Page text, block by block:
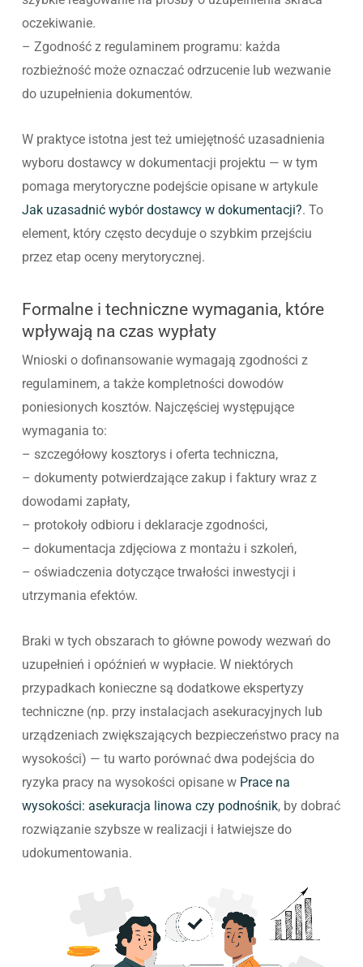
oczekiwanie.
– Zgodność z regulaminem programu: każda
rozbieżność może oznaczać odrzucenie lub wezwanie
do uzupełnienia dokumentów.
W praktyce istotna jest też umiejętność uzasadnienia
wyboru dostawcy w dokumentacji projektu — w tym
pomaga merytoryczne podejście opisane w artykule
Jak uzasadnić wybór dostawcy w dokumentacji?. To
element, który często decyduje o szybkim przejściu
przez etap oceny merytorycznej.
Formalne i techniczne wymagania, które
wpływają na czas wypłaty
Wnioski o dofinansowanie wymagają zgodności z
regulaminem, a także kompletności dowodów
poniesionych kosztów. Najczęściej występujące
wymagania to:
– szczegółowy kosztorys i oferta techniczna,
– dokumenty potwierdzające zakup i faktury wraz z
dowodami zapłaty,
– protokoły odbioru i deklaracje zgodności,
– dokumentacja zdjęciowa z montażu i szkoleń,
– oświadczenia dotyczące trwałości inwestycji i
utrzymania efektów.
Braki w tych obszarach to główne powody wezwań do
uzupełnień i opóźnień w wypłacie. W niektórych
przypadkach konieczne są dodatkowe ekspertyzy
techniczne (np. przy instalacjach asekuracyjnych lub
urządzeniach zwiększających bezpieczeństwo pracy na
wysokości) — tu warto porównać dwa podejścia do
ryzyka pracy na wysokości opisane w Prace na
wysokości: asekuracja linowa czy podnośnik, by dobrać
rozwiązanie szybsze w realizacji i łatwiejsze do
udokumentowania.